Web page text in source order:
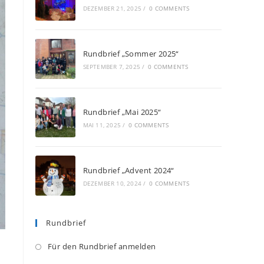
DEZEMBER 21, 2025 / 0 COMMENTS
Rundbrief „Sommer 2025“
SEPTEMBER 7, 2025 / 0 COMMENTS
Rundbrief „Mai 2025“
MAI 11, 2025 / 0 COMMENTS
Rundbrief „Advent 2024“
DEZEMBER 10, 2024 / 0 COMMENTS
Rundbrief
Für den Rundbrief anmelden